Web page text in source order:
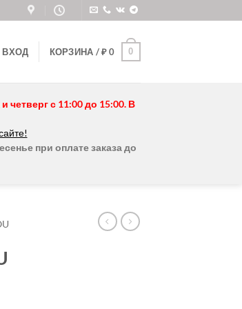
ВХОД КОРЗИНА /₽0 0
четверг с 11:00 до 15:00. В
при оплате заказа до